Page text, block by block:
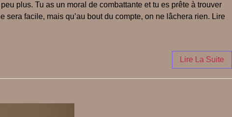
plus. Tu as un moral de combattante et tu es prête à trouver
sera facile, mais qu’au bout du compte, on ne lâchera rien. Lire
Lire La Suite